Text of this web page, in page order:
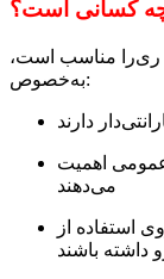
کسانی است؟
ری‌را مناسب است،
به‌خصوص:
دارند
اهمیت
می‌دهند
استفاده از
داشته باشند